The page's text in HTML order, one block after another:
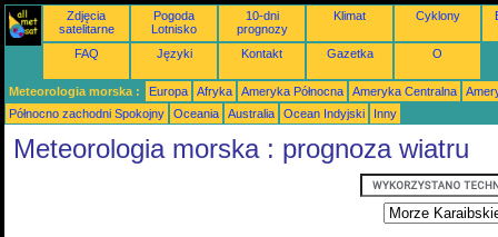
Zdjęcia
satelitarne
Pogoda
Lotnisko
10-dni
prognozy
Klimat Cyklony
FAQ Języki Kontakt Gazetka O
Meteorologia morska : Europa Afryka Ameryka Północna Ameryka Centralna
Północno zachodni Spokojny
Oceania Australia Ocean Indyjski Inny
Meteorologia morska : prognoza wiatru